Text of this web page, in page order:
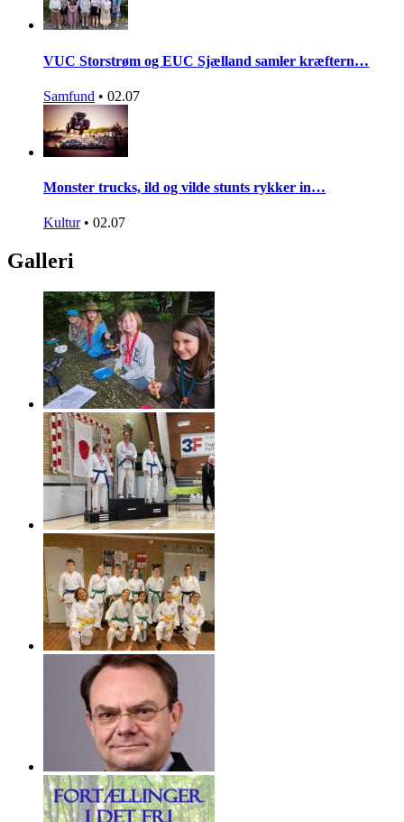
VUC Storstrøm og EUC Sjælland samler kræftern…
Samfund • 02.07
Monster trucks, ild og vilde stunts rykker in…
Kultur • 02.07
Galleri